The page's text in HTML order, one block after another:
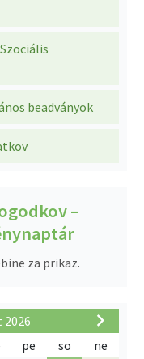
beadványok
–
za prikaz.
2026
pe so ne